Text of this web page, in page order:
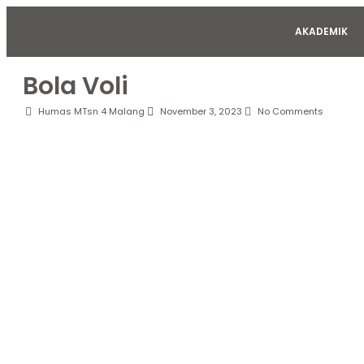
AKADEMIK
Bola Voli
Humas MTsn 4 Malang November 3, 2023 No Comments